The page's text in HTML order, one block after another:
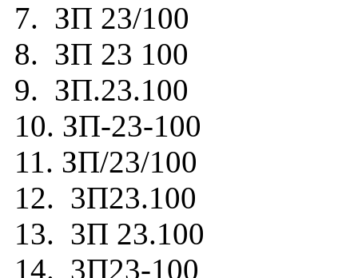
7. ЗП 23/100
8. ЗП 23 100
9. ЗП.23.100
10. ЗП-23-100
11. ЗП/23/100
12. 3П23.100
13. 3П 23.100
14. 3П23-100